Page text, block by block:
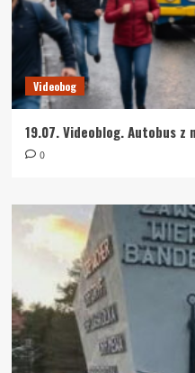
Videobog
19.07. Videoblog. Autobus z
0